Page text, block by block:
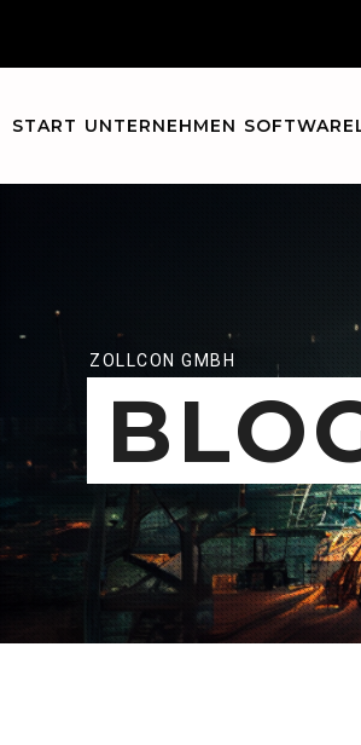
START UNTERNEHMEN
ZOLLCON GMBH